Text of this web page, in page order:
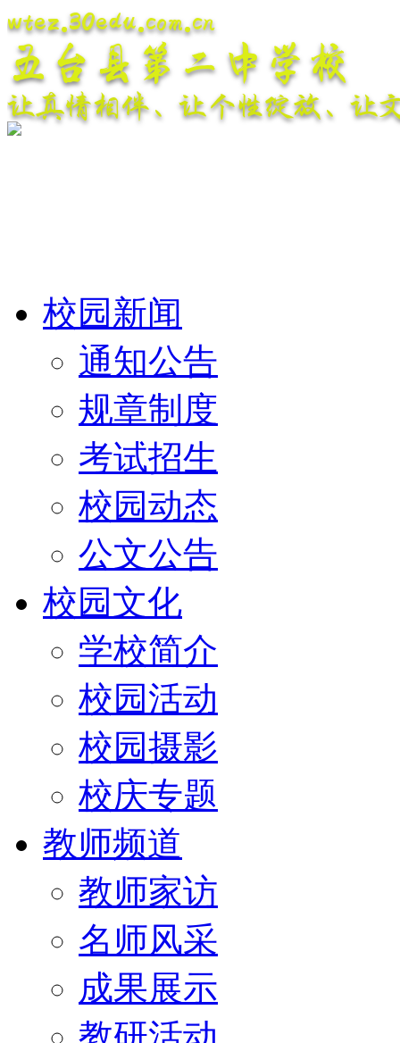
wtez.30edu.com.cn
五台县第二中学校
让真情相伴、让个性绽放、让
校园新闻
通知公告
规章制度
考试招生
校园动态
公文公告
校园文化
学校简介
校园活动
校园摄影
校庆专题
教师频道
教师家访
名师风采
成果展示